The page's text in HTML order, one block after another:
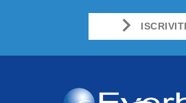
ISCRIVITI